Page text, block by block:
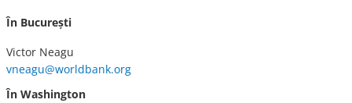
În Bucureşti
Victor Neagu
vneagu@worldbank.org
În Washington